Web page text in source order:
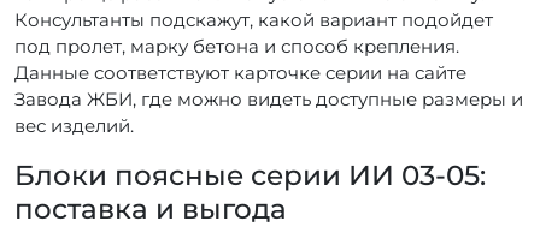
Консультанты подскажут, какой вариант подойдет
под пролет, марку бетона и способ крепления.
Данные соответствуют карточке серии на сайте
Завода ЖБИ, где можно видеть доступные размеры и
вес изделий.
Блоки поясные серии ИИ 03-05:
поставка и выгода